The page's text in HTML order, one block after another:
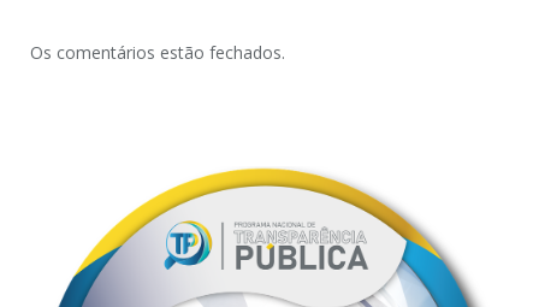
Os comentários estão fechados.